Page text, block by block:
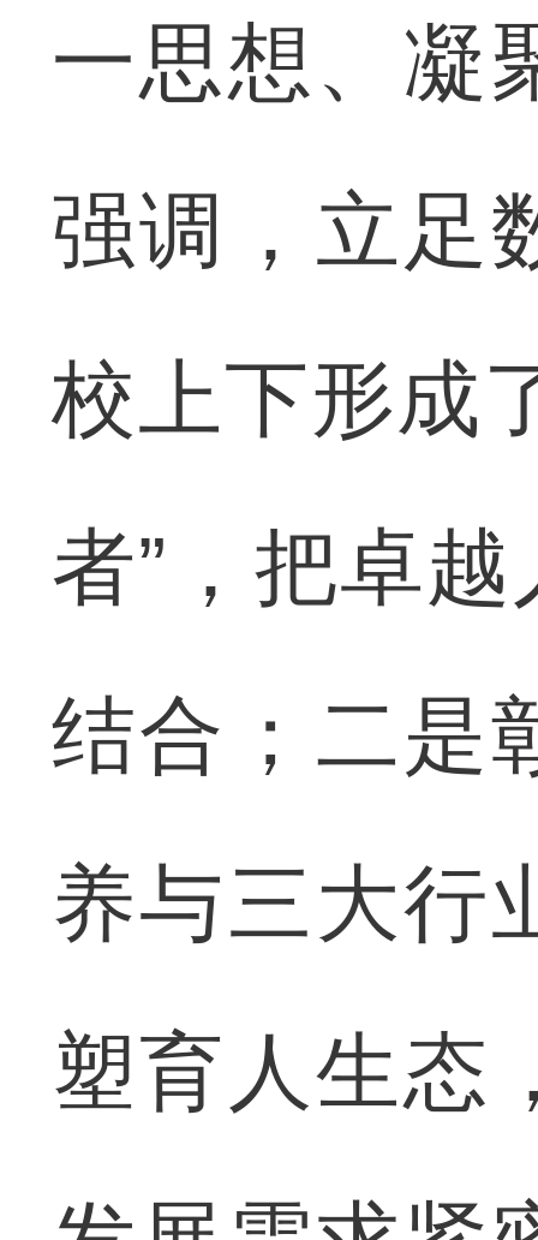
一思想、凝
强调，立足
校上下形成
者”，把卓
结合；二是
养与三大行
塑育人生态